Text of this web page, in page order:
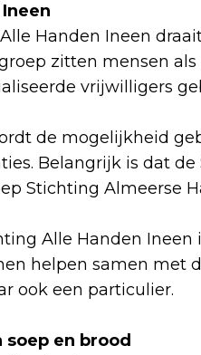
Handen Ineen
zitten mensen
vrijwilligers
de mogelijkheid
Belangrijk is dat
Stichting Almeerse
Alle Handen
helpen samen met
ook een particulier.
soep en brood